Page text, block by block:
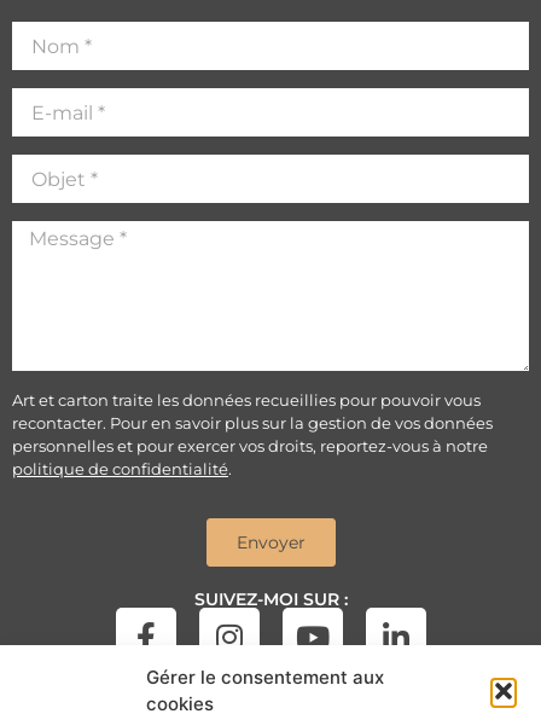
Gérer le consentement aux
cookies
Art et carton traite les données recueillies pour pouvoir vous
recontacter. Pour en savoir plus sur la gestion de vos données
personnelles et pour exercer vos droits, reportez-vous à notre
politique de confidentialité.
Envoyer
SUIVEZ-MOI SUR :